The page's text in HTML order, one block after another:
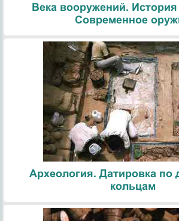
Века вооружений.
Современное
Археология. Датировка по
кольцам